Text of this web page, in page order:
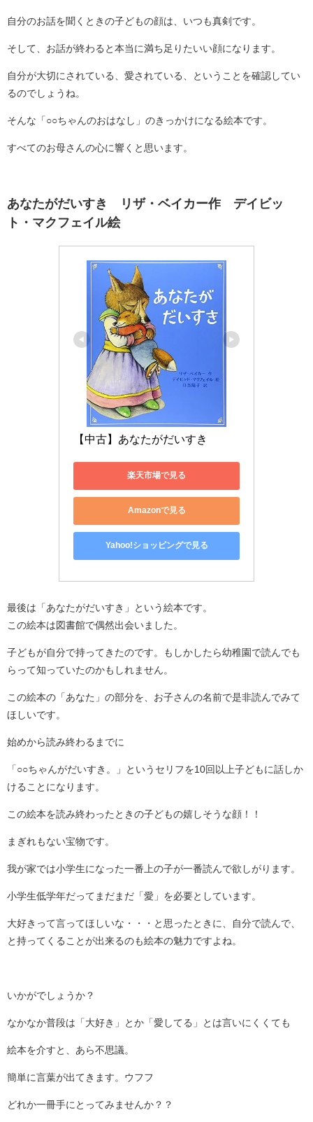
自分のお話を聞くときの子どもの顔は、いつも真剣です。
そして、お話が終わると本当に満ち足りたいい顔になります。
自分が大切にされている、愛されている、ということを確認してい
るのでしょうね。
そんな「○○ちゃんのおはなし」のきっかけになる絵本です。
すべてのお母さんの心に響くと思います。
あなたがだいすき リザ・ベイカー作 デイビッ
ト・マクフェイル絵
【中古】あなたがだいすき
楽天市場で見る
Amazonで見る
Yahoo!ショッピングで見る
最後は「あなたがだいすき」という絵本です。
この絵本は図書館で偶然出会いました。
子どもが自分で持ってきたのです。もしかしたら幼稚園で読んでも
らって知っていたのかもしれません。
この絵本の「あなた」の部分を、お子さんの名前で是非読んでみて
ほしいです。
始めから読み終わるまでに
「○○ちゃんがだいすき。」というセリフを10回以上子どもに話しか
けることになります。
この絵本を読み終わったときの子どもの嬉しそうな顔！！
まぎれもない宝物です。
我が家では小学生になった一番上の子が一番読んで欲しがります。
小学生低学年だってまだまだ「愛」を必要としています。
大好きって言ってほしいな・・・と思ったときに、自分で読んで、
と持ってくることが出来るのも絵本の魅力ですよね。
いかがでしょうか？
なかなか普段は「大好き」とか「愛してる」とは言いにくくても
絵本を介すと、あら不思議。
簡単に言葉が出てきます。ウフフ
どれか一冊手にとってみませんか？？